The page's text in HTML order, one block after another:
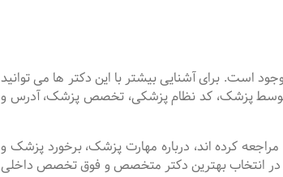
برای آشنایی بیشتر با این دکتر ها می توانید
توسط پزشک، کد نظام پزشکی، تخصص پزشک، آدرس و
کرده اند، درباره مهارت پزشک، برخورد پزشک و
در انتخاب بهترین دکتر متخصص و فوق تخصص داخلی